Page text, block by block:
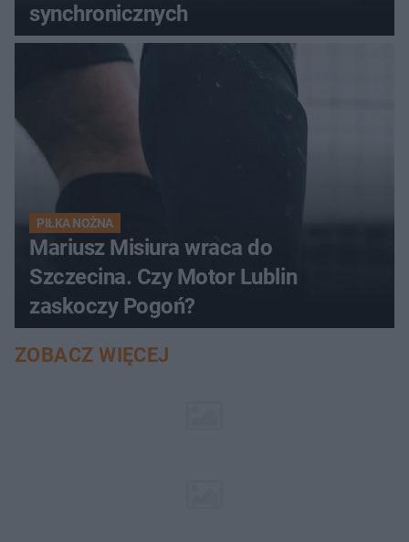
synchronicznych
PIŁKA NOŻNA
Mariusz Misiura wraca do
Szczecina. Czy Motor Lublin
zaskoczy Pogoń?
ZOBACZ WIĘCEJ